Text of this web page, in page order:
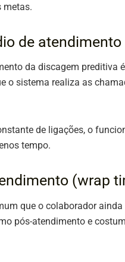
metas.
de atendimento
da discagem preditiva
o sistema realiza as
de ligações, o
tempo.
(wrap
que o colaborador
pós-atendimento e